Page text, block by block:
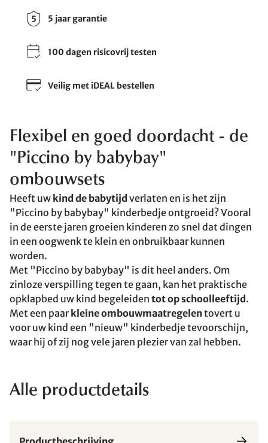
5 jaar garantie
100 dagen risicovrij testen
Veilig met iDEAL bestellen
Flexibel en goed doordacht - de
"Piccino by babybay"
ombouwsets
Heeft uw kind de babytijd verlaten en is het zijn
"Piccino by babybay" kinderbedje ontgroeid? Vooral
in de eerste jaren groeien kinderen zo snel dat dingen
in een oogwenk te klein en onbruikbaar kunnen
worden.
Met "Piccino by babybay" is dit heel anders. Om
zinloze verspilling tegen te gaan, kan het praktische
opklapbed uw kind begeleiden tot op schoolleeftijd .
Met een paar kleine ombouwmaatregelentovert u
voor uw kind een "nieuw" kinderbedje tevoorschijn,
waar hij of zij nog vele jaren plezier van zal hebben.
Alle productdetails